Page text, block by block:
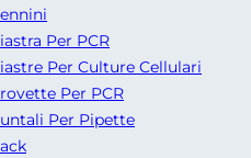
Per PCR
Per Culture Cellulari
Per PCR
Per Pipette
ghiaccio
a
scalgie,
serie
Almond